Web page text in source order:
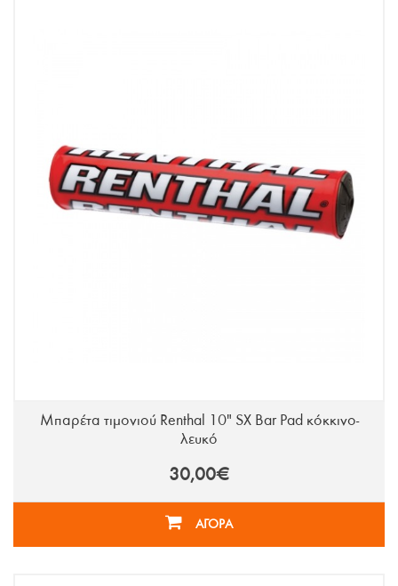
Μπαρέτα τιμονιού Renthal 10" SX Bar Pad κόκκινο-
λευκό
30,00€
ΑΓΟΡΑ